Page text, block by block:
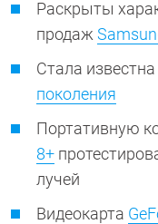
Раскрыты
продаж
Стала известна
поколения
Портативную
8+
лучей
Видеокарта